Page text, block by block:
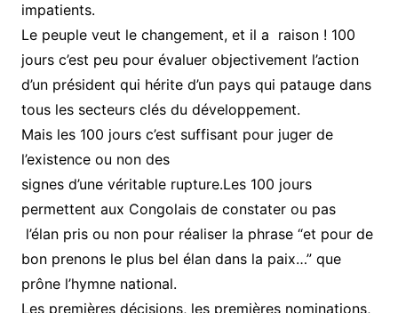
impatients.
Le peuple veut le changement, et il a raison ! 100
jours c’est peu pour évaluer objectivement l’action
d’un président qui hérite d’un pays qui patauge dans
tous les secteurs clés du développement.
Mais les 100 jours c’est suffisant pour juger de
l’existence ou non des
signes d’une véritable rupture.Les 100 jours
permettent aux Congolais de constater ou pas
l’élan pris ou non pour réaliser la phrase “et pour de
bon prenons le plus bel élan dans la paix…” que
prône l’hymne national.
Les premières décisions, les premières nominations,